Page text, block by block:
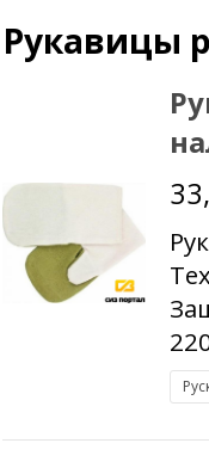
являются
особенность
механическим
Рабочие
человека с
механических
Сегодня
самых
брезентовые,
рукавицы
могут быть из
с брезентовым
Рукавицы